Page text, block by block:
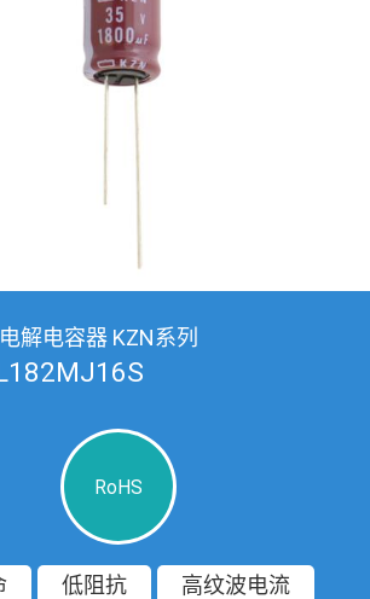
解电容器 KZN系列
RoHS
低阻抗
高纹波电流